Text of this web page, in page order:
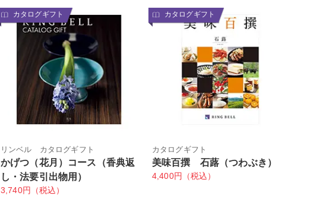
カタログギフト
リンベル カタログギフト
かげつ（花月）コース（香典返
し・法要引出物用）
3,740円（税込）
カタログギフト
カタログギフト
美味百撰 石蕗（つわぶき）
4,400円（税込）